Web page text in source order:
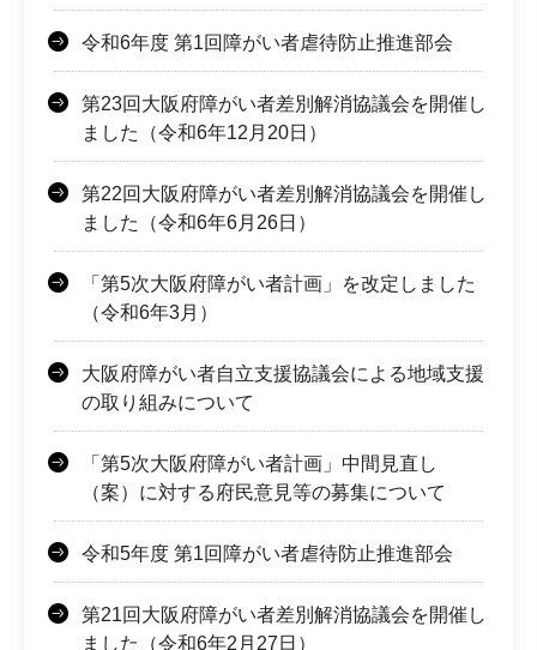
令和6年度 第1回障がい者虐待防止推進部会
第23回大阪府障がい者差別解消協議会を開催し
ました（令和6年12月20日）
第22回大阪府障がい者差別解消協議会を開催し
ました（令和6年6月26日）
「第5次大阪府障がい者計画」を改定しました
（令和6年3月）
大阪府障がい者自立支援協議会による地域支援
の取り組みについて
「第5次大阪府障がい者計画」中間見直し
（案）に対する府民意見等の募集について
令和5年度 第1回障がい者虐待防止推進部会
第21回大阪府障がい者差別解消協議会を開催し
ました（令和6年2月27日）